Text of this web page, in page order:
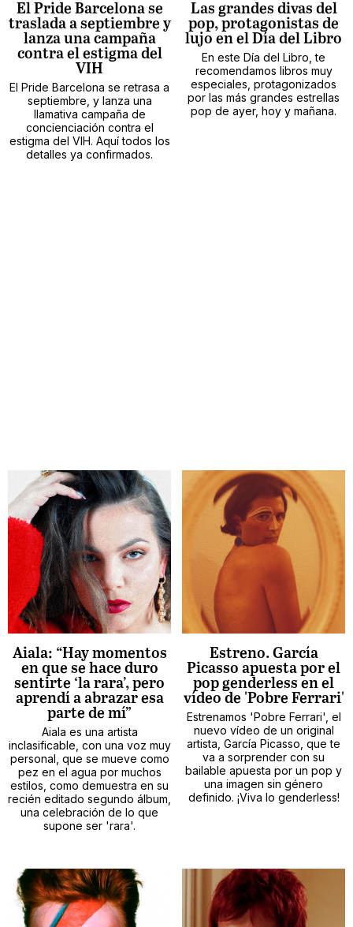
El Pride Barcelona se
traslada a septiembre y
lanza una campaña
contra el estigma del
VIH
El Pride Barcelona se retrasa a
septiembre, y lanza una
llamativa campaña de
concienciación contra el
estigma del VIH. Aquí todos los
detalles ya confirmados.
Las grandes divas del
pop, protagonistas de
lujo en el Día del Libro
En este Día del Libro, te
recomendamos libros muy
especiales, protagonizados
por las más grandes estrellas
pop de ayer, hoy y mañana.
Aiala: “Hay momentos
en que se hace duro
sentirte ‘la rara’, pero
aprendí a abrazar esa
parte de mí”
Aiala es una artista
inclasificable, con una voz muy
personal, que se mueve como
pez en el agua por muchos
estilos, como demuestra en su
recién editado segundo álbum,
una celebración de lo que
supone ser 'rara'.
Estreno. García
Picasso apuesta por el
pop genderless en el
vídeo de 'Pobre Ferrari'
Estrenamos 'Pobre Ferrari', el
nuevo vídeo de un original
artista, García Picasso, que te
va a sorprender con su
bailable apuesta por un pop y
una imagen sin género
definido. ¡Viva lo genderless!